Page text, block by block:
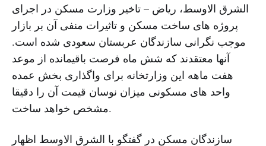
الشرق الاوسط، ریاض – تاخیر وزارت مسکن در اجرای
پروژه های ساخت مسکن و تاثیرات منفی آن بر بازار
موجب نگرانی سازندگان عربستان سعودی شده است.
آنها معتقدند که شش ماه فرصت باقیمانده از موعد
هفت ماهه این وزارتخانه برای واگذاری بخش عمده
واحد های مسکونی میزان نوسان قیمت آن را دقیقا
مشخص خواهد ساخت.
سازندگان مسکن در گفتگو با الشرق الاوسط اظهار